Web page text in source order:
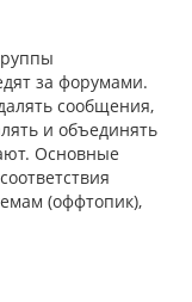
за форумами.
сообщения,
и объединять
Основные
(оффтопик),